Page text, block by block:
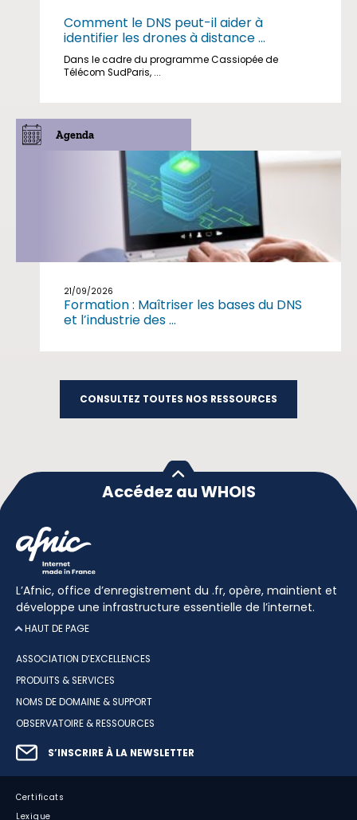
Comment le DNS peut-il aider à
identifier les drones à distance ...
Dans le cadre du programme Cassiopée de
Télécom SudParis, ...
Agenda
21/09/2026
Formation : Maîtriser les bases du DNS
et l’industrie des ...
CONSULTEZ TOUTES NOS RESSOURCES
Accédez au WHOIS
L’Afnic, office d’enregistrement du .fr, opère, maintient et
développe une infrastructure essentielle de l’internet.
HAUT DE PAGE
ASSOCIATION D’EXCELLENCES
PRODUITS & SERVICES
NOMS DE DOMAINE & SUPPORT
OBSERVATOIRE & RESSOURCES
S’INSCRIRE À LA NEWSLETTER
Certificats
Lexique